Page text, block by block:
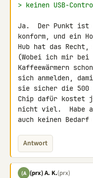
> keinen USB-
Ja.  Der Punkt ist
konform, und ein
Hub hat das
(Wobei ich mir bei
Kaffeewärmern
sich anmelden,
sie sicher die 500
Chip dafür kostet
nicht viel.  Habe
auch keinen
Antwort
(A (prx) A. K.(prx)